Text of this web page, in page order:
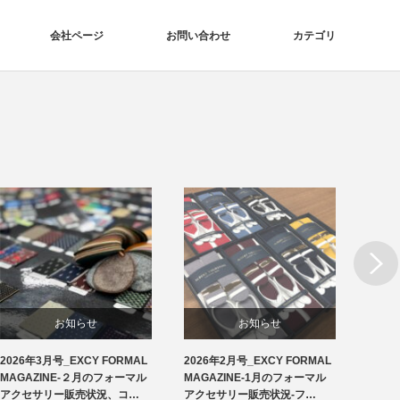
会社ページ お問い合わせ カテゴリ
お知らせ
洲鎌ブログ
2026年3月号_EXCY FORMAL
MAGAZINE-２月のフォーマル
アクセサリー販売状況、コ…
お知らせ
フォーマルアクセサリー
2026年2月号_EXCY FORMAL
MAGAZINE-1月のフォーマル
アクセサリー販売状況-フ…
Next